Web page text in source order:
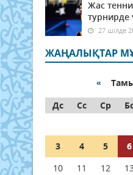
Жас
турнирде
27 шілде
ЖАҢАЛЫҚТАР
«
Дс
Сс Ср
3
4 5 6
10
11 12